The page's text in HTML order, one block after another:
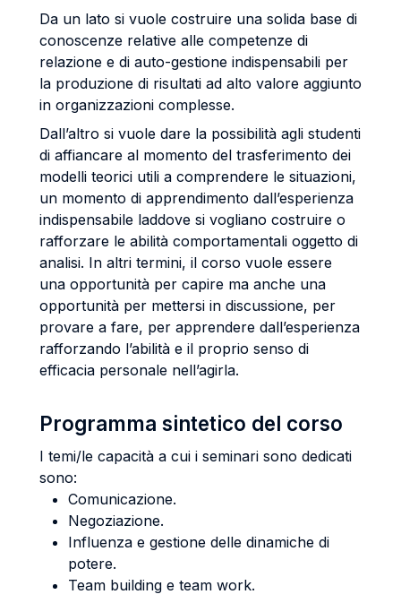
Da un lato si vuole costruire una solida base di
conoscenze relative alle competenze di
relazione e di auto-gestione indispensabili per
la produzione di risultati ad alto valore aggiunto
in organizzazioni complesse.
Dall’altro si vuole dare la possibilità agli studenti
di affiancare al momento del trasferimento dei
modelli teorici utili a comprendere le situazioni,
un momento di apprendimento dall’esperienza
indispensabile laddove si vogliano costruire o
rafforzare le abilità comportamentali oggetto di
analisi. In altri termini, il corso vuole essere
una opportunità per capire ma anche una
opportunità per mettersi in discussione, per
provare a fare, per apprendere dall’esperienza
rafforzando l’abilità e il proprio senso di
efficacia personale nell’agirla.
Programma sintetico del corso
I temi/le capacità a cui i seminari sono dedicati
sono:
Comunicazione.
Negoziazione.
Influenza e gestione delle dinamiche di
potere.
Team building e team work.